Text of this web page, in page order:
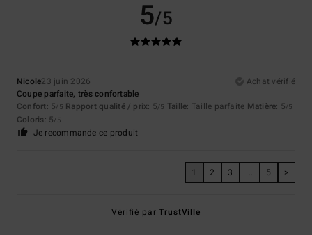
5/5
Nicole23 juin 2026
Achat vérifié
Coupe parfaite, très confortable
Confort: 5/5 Rapport qualité / prix: 5/5 Taille: Taille parfaite Matière: 5/5
Coloris: 5/5
Je recommande ce produit
1 2 3 ... 5 >
Vérifié parTrustVille